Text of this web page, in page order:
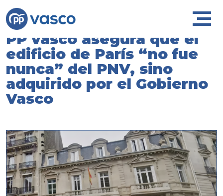
PP vasco asegura que el
edificio de París “no fue
nunca” del PNV, sino
adquirido por el Gobierno
Vasco